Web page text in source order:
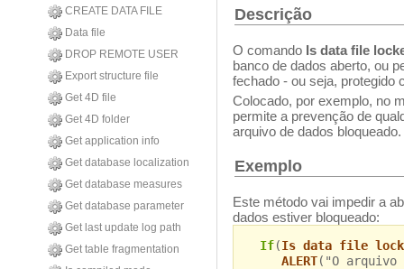
CREATE DATA FILE
Data file
DROP REMOTE USER
Export structure file
Get 4D file
Get 4D folder
Get application info
Get database localization
Get database measures
Get database parameter
Get last update log path
Get table fragmentation
Descrição
O comando Is data file
banco de dados aberto, ou
fechado - ou seja, protegido
Colocado, por exemplo, no
permite a prevenção de
arquivo de dados bloqueado.
Exemplo
Este método vai impedir a
dados estiver bloqueado:
If(Is data file
ALERT("O arquivo